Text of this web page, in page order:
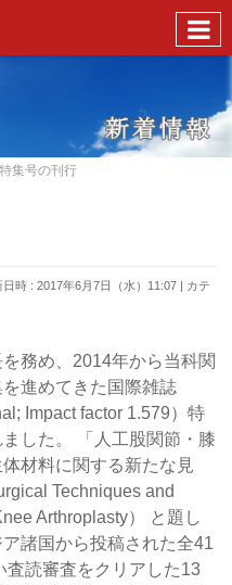
集号の刊行
日時 : 2017年6月7日（水）11:07
カテ
務め、2014年から当科関
進めてきた国際雑誌
Impact factor 1.579）特
した。 「人工股関節・膝
材料に関する新たな見
Techniques and
Arthroplasty） と題し
諸国から投稿された全41
査読審査をクリアした13